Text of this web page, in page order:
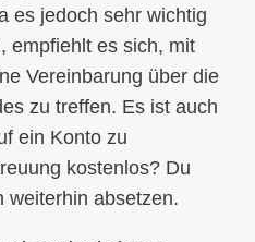
es jedoch sehr wichtig
, empfiehlt es sich, mit
Vereinbarung über die
zu treffen. Es ist auch
ein Konto zu
kostenlos? Du
weiterhin absetzen.